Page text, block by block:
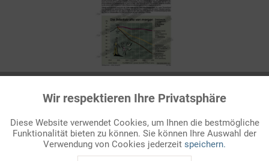
Infografik Nr. 247705
Das Statistische Bundesamt hat Entwicklungsvarianten für den
Arbeitsmarkt angestellt. Das ZAHLENBILD geht auf diese
Berechnungen näher ein.
Funktionale Aktiv
Marketing Inaktiv
Wir respektieren Ihre Privatsphäre
Diese Website verwendet Cookies, um Ihnen die bestmögliche
Funktionalität bieten zu können. Sie können Ihre Auswahl der
Verwendung von Cookies jederzeit speichern.